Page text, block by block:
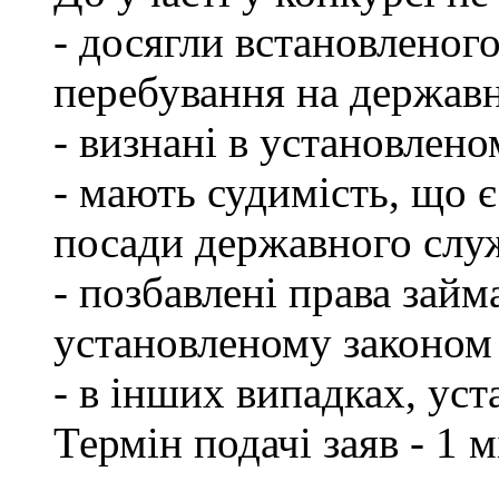
- досягли
перебування на
- визнані в
- мають судимість, що
посади державного
- позбавлені права
установленому
- в інших випадках,
Термін подачі заяв - 1